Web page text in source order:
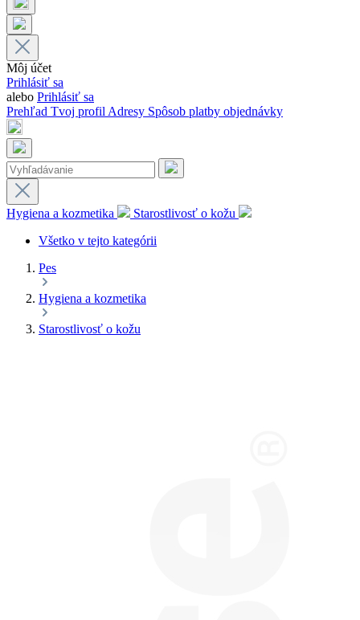
Môj účet
Prihlásiť sa
alebo Prihlásiť sa
Prehľad Tvoj profilAdresy Spôsob platby objednávky
Hygiena a kozmetika
Starostlivosť o kožu
Všetko v tejto kategórii
Pes
Hygiena a kozmetika
Starostlivosť o kožu